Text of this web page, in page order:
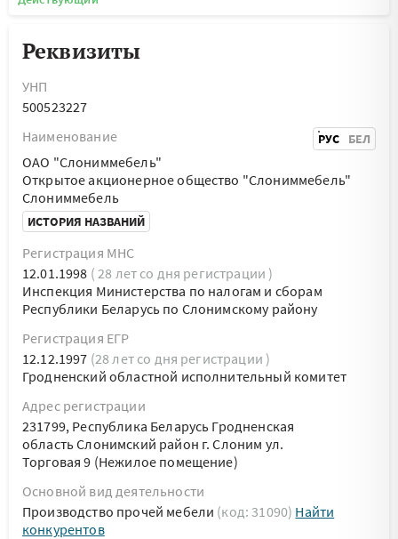
Реквизиты
УНП
500523227
Наименование
РУС БЕЛ
ОАО "Слониммебель"
Открытое акционерное общество "Слониммебель"
Слониммебель
ИСТОРИЯ НАЗВАНИЙ
Регистрация МНС
12.01.1998 ( 28 лет со дня регистрации )
Инспекция Министерства по налогам и сборам
Республики Беларусь по Слонимскому району
Регистрация ЕГР
12.12.1997 (28 лет со дня регистрации )
Гродненский областной исполнительный комитет
Адрес регистрации
231799, Республика Беларусь Гродненская
область Слонимский район г. Слоним ул.
Торговая 9 (Нежилое помещение)
Основной вид деятельности
Производство прочей мебели (код: 31090) Найти
конкурентов